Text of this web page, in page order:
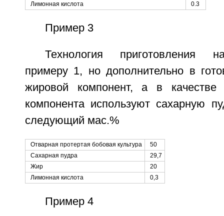
Лимонная кислота
0.3
Пример 3
Технология приготовления
примеру 1, но дополнительно в
жировой компонент, а в качестве
компонента используют сахарную
следующий мас.%
Отварная протертая бобовая культура
50
Сахарная пудра
29,7
Жир
20
Лимонная кислота
0,3
Пример 4